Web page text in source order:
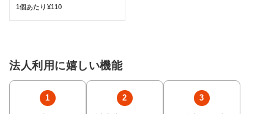
1個あたり¥110
法人利用に嬉しい機能